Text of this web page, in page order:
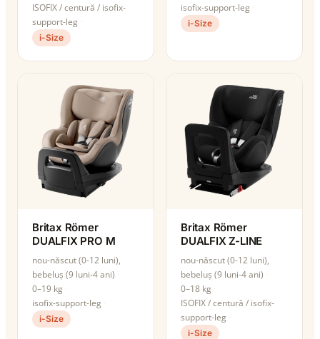
ISOFIX / centură / isofix-
support-leg
i-Size
isofix-support-leg
i-Size
Britax Römer
DUALFIX PRO M
nou-născut (0-12 luni),
bebeluș (9 luni-4 ani)
0–19 kg
isofix-support-leg
i-Size
Britax Römer
DUALFIX Z-LINE
nou-născut (0-12 luni),
bebeluș (9 luni-4 ani)
0–18 kg
ISOFIX / centură / isofix-
support-leg
i-Size